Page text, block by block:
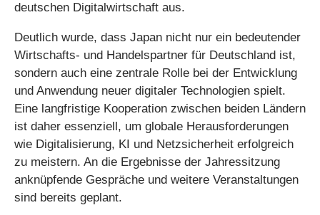
deutschen Digitalwirtschaft aus.
Deutlich wurde, dass Japan nicht nur ein bedeutender
Wirtschafts- und Handelspartner für Deutschland ist,
sondern auch eine zentrale Rolle bei der Entwicklung
und Anwendung neuer digitaler Technologien spielt.
Eine langfristige Kooperation zwischen beiden Ländern
ist daher essenziell, um globale Herausforderungen
wie Digitalisierung, KI und Netzsicherheit erfolgreich
zu meistern. An die Ergebnisse der Jahressitzung
anknüpfende Gespräche und weitere Veranstaltungen
sind bereits geplant.